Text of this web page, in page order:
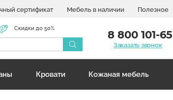
сертификат Мебель в наличии Полезное
Скидки до 50%
8 800 101-
Заказать звонок
Кровати Кожаная мебель